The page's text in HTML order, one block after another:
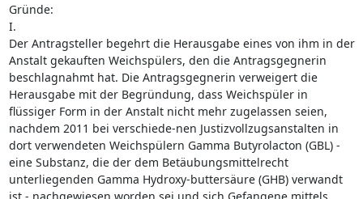
Gründe:
I.
Der Antragsteller begehrt die Herausgabe eines von ihm in der
Anstalt gekauften Weichspülers, den die Antragsgegnerin
beschlagnahmt hat. Die Antragsgegnerin verweigert die
Herausgabe mit der Begründung, dass Weichspüler in
flüssiger Form in der Anstalt nicht mehr zugelassen seien,
nachdem 2011 bei verschiede-nen Justizvollzugsanstalten in
dort verwendeten Weichspülern Gamma Butyrolacton (GBL) -
eine Substanz, die der dem Betäubungsmittelrecht
unterliegenden Gamma Hydroxy-buttersäure (GHB) verwandt
ist - nachgewiesen worden sei und sich Gefangene mittels